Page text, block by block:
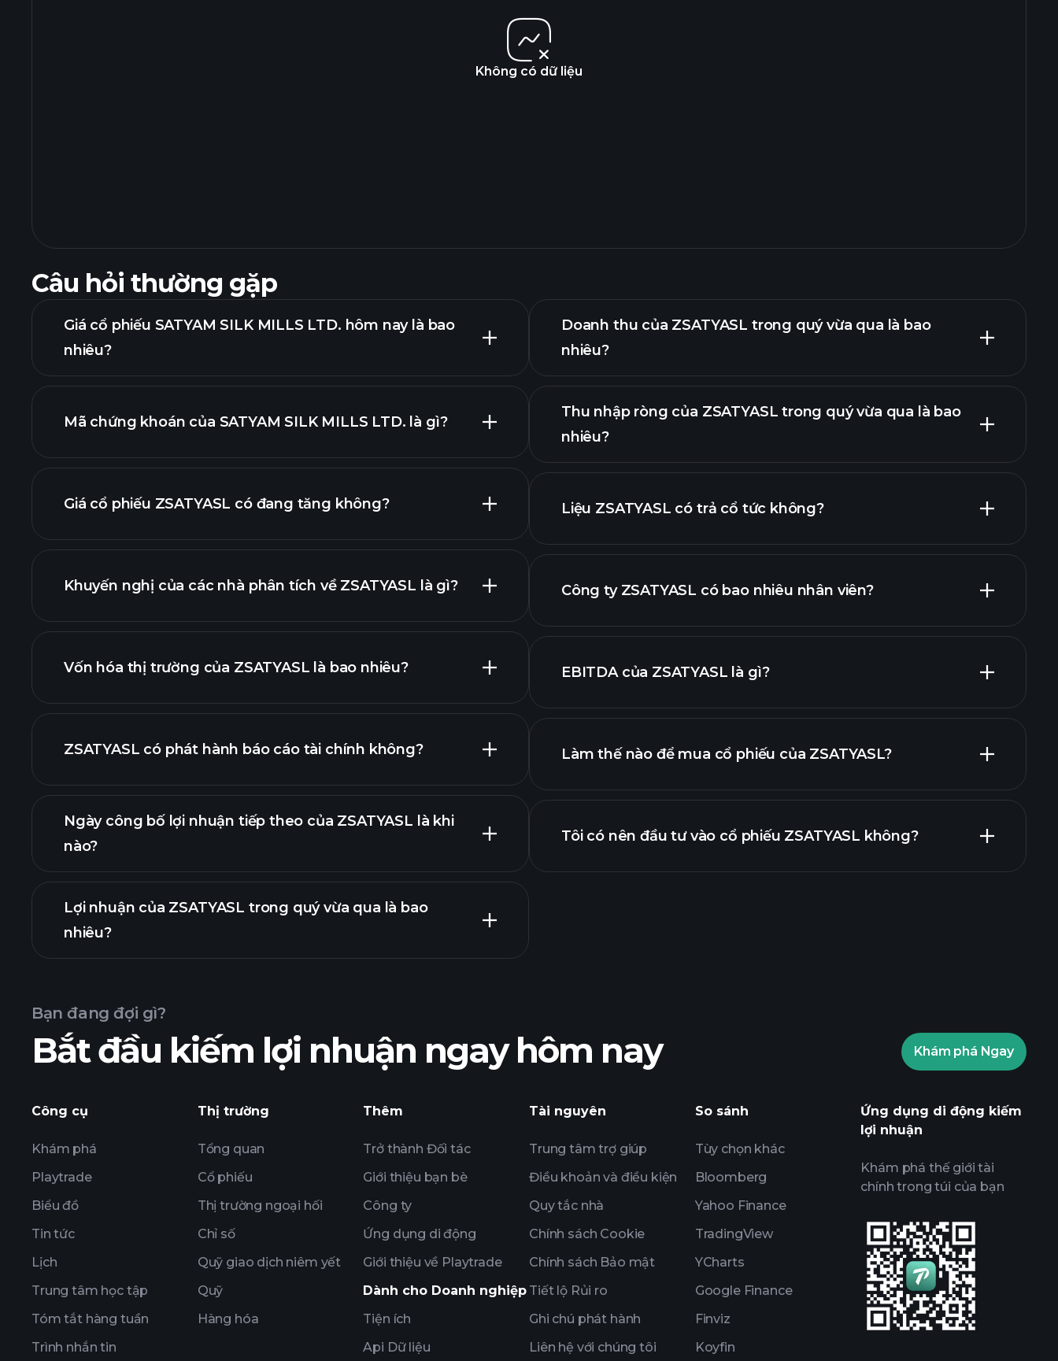
Không có dữ liệu
Câu hỏi thường gặp
Giá cổ phiếu SATYAM SILK MILLS LTD. hôm nay là bao
nhiêu?
nâng cao
Mã chứng khoán của SATYAM SILK MILLS LTD. là gì?
Giá cổ phiếu ZSATYASL có đang tăng không?
Khuyến nghị của các nhà phân tích về ZSATYASL là gì?
Vốn hóa thị trường của ZSATYASL là bao nhiêu?
danh sách cổ phiếu của chúng tôi
ZSATYASL có phát hành báo cáo tài chính không?
tài chính của ZSATYASL
Ngày công bố lợi nhuận tiếp theo của ZSATYASL là khi
nào?
Lịch công bố lợi nhuận
Lợi nhuận của ZSATYASL trong quý vừa qua là bao
nhiêu?
lợi nhuận của
Doanh thu của ZSATYASL trong quý vừa qua là bao
nhiêu?
Thu nhập ròng của ZSATYASL trong quý vừa qua là bao
nhiêu?
báo cáo tài chính
Liệu ZSATYASL có trả cổ tức không?
cổ phiếu trả cổ
Công ty ZSATYASL có bao nhiêu nhân viên?
EBITDA của ZSATYASL là gì?
báo cáo tài chính
Làm thế nào để mua cổ phiếu của ZSATYASL?
Tôi có nên đầu tư vào cổ phiếu ZSATYASL không?
Playtrade Tournaments
các thông tin thị
theo dõi
Các
Bạn đang đợi gì?
Bắt đầu kiếm lợi nhuận ngay hôm nay Khám phá Ngay
Công cụ
Khám phá
Playtrade
Biểu đồ
Tin tức
Lịch
Trung tâm học tập
Tóm tắt hàng tuần
Trình nhắn tin
Thị trường
Tổng quan
Cổ phiếu
Thị trường ngoại hối
Chỉ số
Quỹ giao dịch niêm yết
Quỹ
Hàng hóa
Thêm
Trở thành Đối tác
Giới thiệu bạn bè
Công ty
Ứng dụng di động
Giới thiệu về Playtrade
Dành cho Doanh nghiệp
Tiện ích
Api Dữ liệu
Tài nguyên
Trung tâm trợ giúp
Điều khoản và điều kiện
Quy tắc nhà
Chính sách Cookie
Chính sách Bảo mật
Tiết lộ Rủi ro
Ghi chú phát hành
Liên hệ với chúng tôi
So sánh
Tùy chọn khác
Bloomberg
Yahoo Finance
TradingView
YCharts
Google Finance
Finviz
Koyfin
Ứng dụng di động kiếm
lợi nhuận
Khám phá thế giới tài
chính trong túi của bạn